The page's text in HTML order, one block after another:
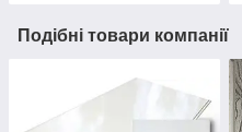
Подібні товари компанії